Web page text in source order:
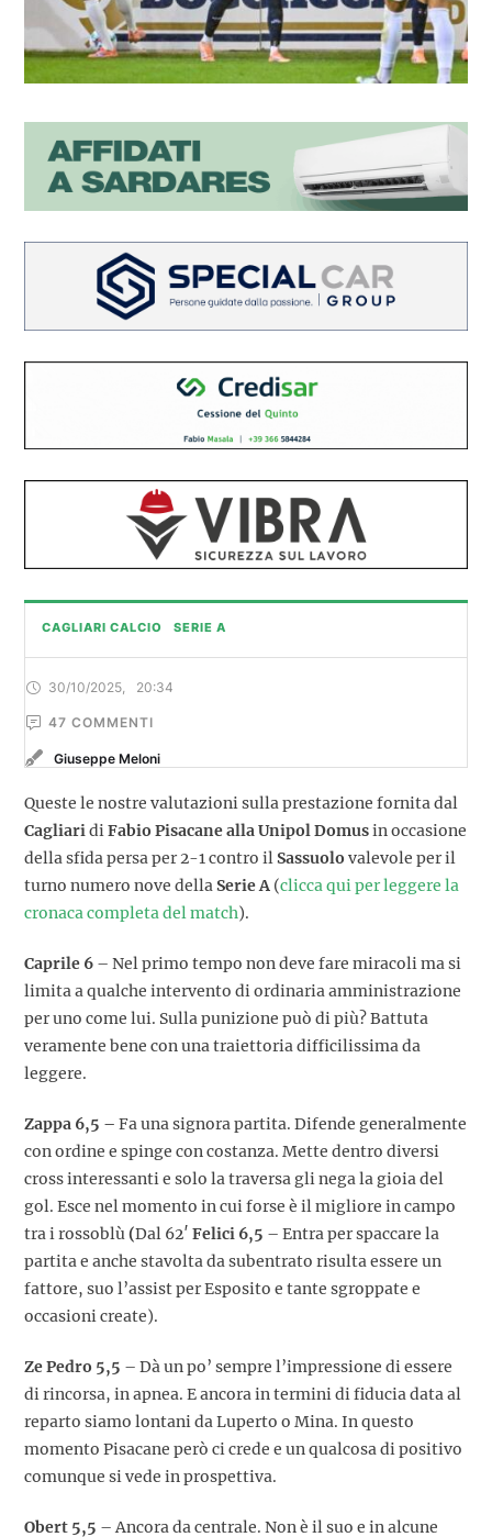
CAGLIARI CALCIO SERIE A
30/10/2025, 20:34
47 COMMENTI
Giuseppe Meloni
Queste le nostre valutazioni sulla prestazione fornita dal
CagliaridiFabio Pisacane alla Unipol Domusin occasione
della sfida persa per 2-1 contro ilSassuolo valevole per il
turno numero nove dellaSerie A (clicca qui per leggere la
cronaca completa del match).
Caprile 6 – Nel primo tempo non deve fare miracoli ma si
limita a qualche intervento di ordinaria amministrazione
per uno come lui. Sulla punizione può di più? Battuta
veramente bene con una traiettoria difficilissima da
leggere.
Zappa 6,5 – Fa una signora partita. Difende generalmente
con ordine e spinge con costanza. Mette dentro diversi
cross interessanti e solo la traversa gli nega la gioia del
gol. Esce nel momento in cui forse è il migliore in campo
tra i rossoblù(Dal 62′ Felici 6,5 – Entra per spaccare la
partita e anche stavolta da subentrato risulta essere un
fattore, suo l’assist per Esposito e tante sgroppate e
occasioni create).
Ze Pedro 5,5 – Dà un po’ sempre l’impressione di essere
di rincorsa, in apnea. E ancora in termini di fiducia data al
reparto siamo lontani da Luperto o Mina. In questo
momento Pisacane però ci crede e un qualcosa di positivo
comunque si vede in prospettiva.
Obert 5,5 – Ancora da centrale. Non è il suo e in alcune